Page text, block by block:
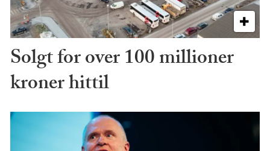
Solgt for over 100 millioner
kroner hittil